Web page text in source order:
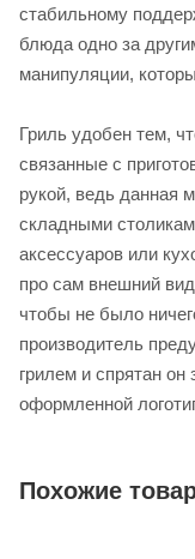
стабильному
блюда одно за
манипуляции,
Гриль удобен тем,
связанные с
рукой, ведь данная
складными
аксессуаров или
про сам внешний
чтобы не было
производитель
грилем и спрятан он
оформленной
Похожие